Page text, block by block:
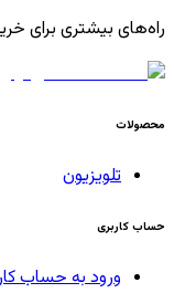
راه‌های بیشتری برای
محصولات
تلویزیون
حساب کاربری
ورود به حساب